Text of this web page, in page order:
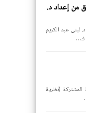
من إعداد د.
لبنى عبد الكريم
(نظرية